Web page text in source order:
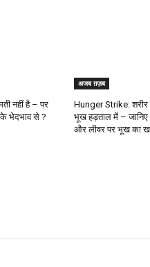
नहीं है – पर
भेदभाव से ?
अजब ग़ज़ब
Hunger Strike:
भूख हड़ताल में – जानिए
और लीवर पर भूख का